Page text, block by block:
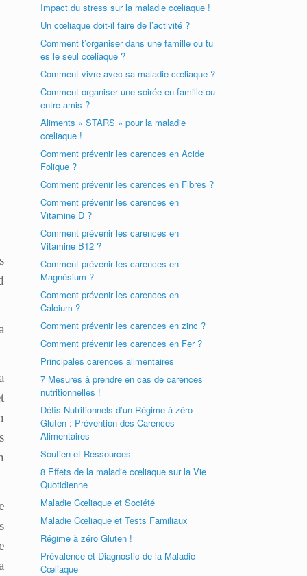
Impact du stress sur la maladie cœliaque !
Un cœliaque doit-il faire de l’activité ?
Comment t’organiser dans une famille ou tu
es le seul cœliaque ?
Comment vivre avec sa maladie cœliaque ?
Comment organiser une soirée en famille ou
entre amis ?
Aliments « STARS » pour la maladie
cœliaque !
Comment prévenir les carences en Acide
Folique ?
Comment prévenir les carences en Fibres ?
Comment prévenir les carences en
Vitamine D ?
Comment prévenir les carences en
Vitamine B12 ?
Comment prévenir les carences en
Magnésium ?
Comment prévenir les carences en
Calcium ?
Comment prévenir les carences en zinc ?
Comment prévenir les carences en Fer ?
Principales carences alimentaires
7 Mesures à prendre en cas de carences
nutritionnelles !
Défis Nutritionnels d’un Régime à zéro
Gluten : Prévention des Carences
Alimentaires
Soutien et Ressources
8 Effets de la maladie cœliaque sur la Vie
Quotidienne
Maladie Cœliaque et Société
Maladie Cœliaque et Tests Familiaux
Régime à zéro Gluten !
Prévalence et Diagnostic de la Maladie
Cœliaque